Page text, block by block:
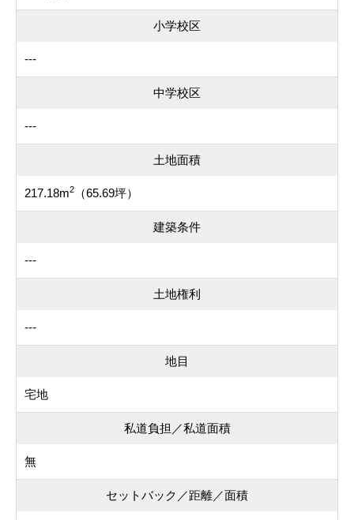
小学校区
---
中学校区
---
土地面積
217.18m2 （65.69坪）
建築条件
---
土地権利
---
地目
宅地
私道負担／私道面積
無
セットバック／距離／面積